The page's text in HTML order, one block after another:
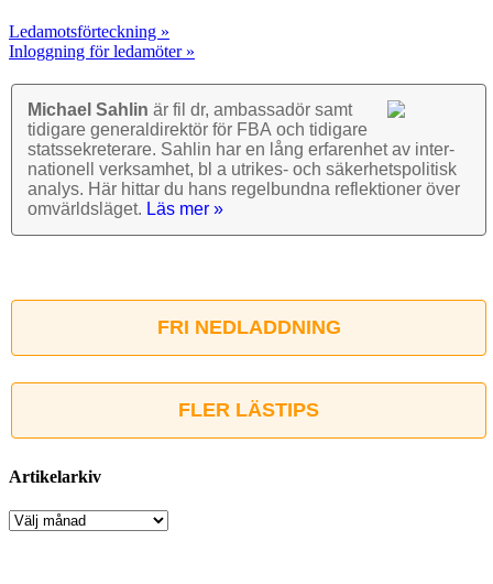
Ledamotsförteckning »
Inloggning för ledamöter »
Michael Sahlin är fil dr, ambassadör samt
tidigare general­direktör för FBA och tidigare
stats­sekre­terare. Sahlin har en lång erfarenhet av inter­
nationell verk­samhet, bl a utrikes- och säkerhets­politisk
analys. Här hittar du hans regel­bundna reflek­tioner över
omvärlds­läget. Läs mer »
FRI NEDLADDNING
FLER LÄSTIPS
Artikelarkiv
Artikelarkiv